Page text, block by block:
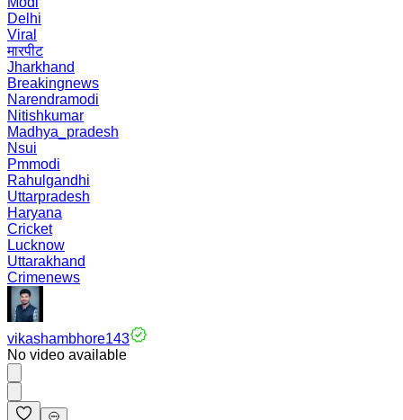
Delhi
Viral
मारपीट
Jharkhand
Breakingnews
Narendramodi
Nitishkumar
Madhya_pradesh
Nsui
Pmmodi
Rahulgandhi
Uttarpradesh
Haryana
Cricket
Lucknow
Uttarakhand
Crimenews
vikashambhore143
No video available